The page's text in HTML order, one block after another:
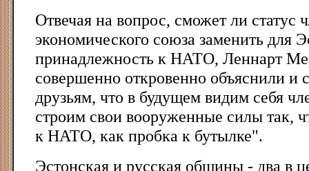
Отвечая на вопрос, сможет ли статус
экономического союза заменить для
принадлежность к НАТО, Леннарт
совершенно откровенно объяснили и
друзьям, что в будущем видим себя
строим свои вооруженные силы так,
к НАТО, как пробка к бутылке".
Эстонская и русская общины - два в